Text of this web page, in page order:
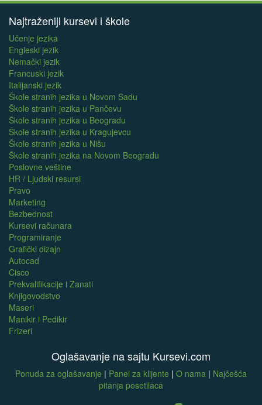
Najtraženiji kursevi i škole
Učenje jezika
Engleski jezik
Nemački jezik
Francuski jezik
Italijanski jezik
Škole stranih jezika u Novom Sadu
Škole stranih jezika u Pančevu
Škole stranih jezika u Beogradu
Škole stranih jezika u Kragujevcu
Škole stranih jezika u Nišu
Škole stranih jezika na Novom Beogradu
Poslovne veštine
HR / Ljudski resursi
Pravo
Marketing
Bezbednost
Kursevi računara
Programiranje
Grafički dizajn
Autocad
Cisco
Prekvalifikacije i Zanati
Knjigovodstvo
Maseri
Manikir i Pedikir
Frizeri
Oglašavanje na sajtu Kursevi.com
Ponuda za oglašavanje | Panel za klijente | O nama | Najčešća
pitanja posetilaca